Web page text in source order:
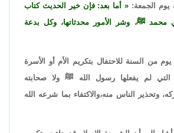
الجمعة:
أما بعد: فإن خير الحديث كتاب
محمد ﷺ، وشر الأمور محدثاتها، وكل بدعة
من السنة للاحتفال بتكريم الأم أو الأسرة
لم يفعلها رسول الله ﷺ ولا صحابته
وتحذير الناس منه،والاكتفاء بما شرعه الله